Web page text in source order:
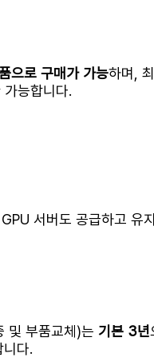
으로 구매가 가능하며,
능합니다.
서버도 공급하고 유
및 부품교체)는 기본 3년
니다.